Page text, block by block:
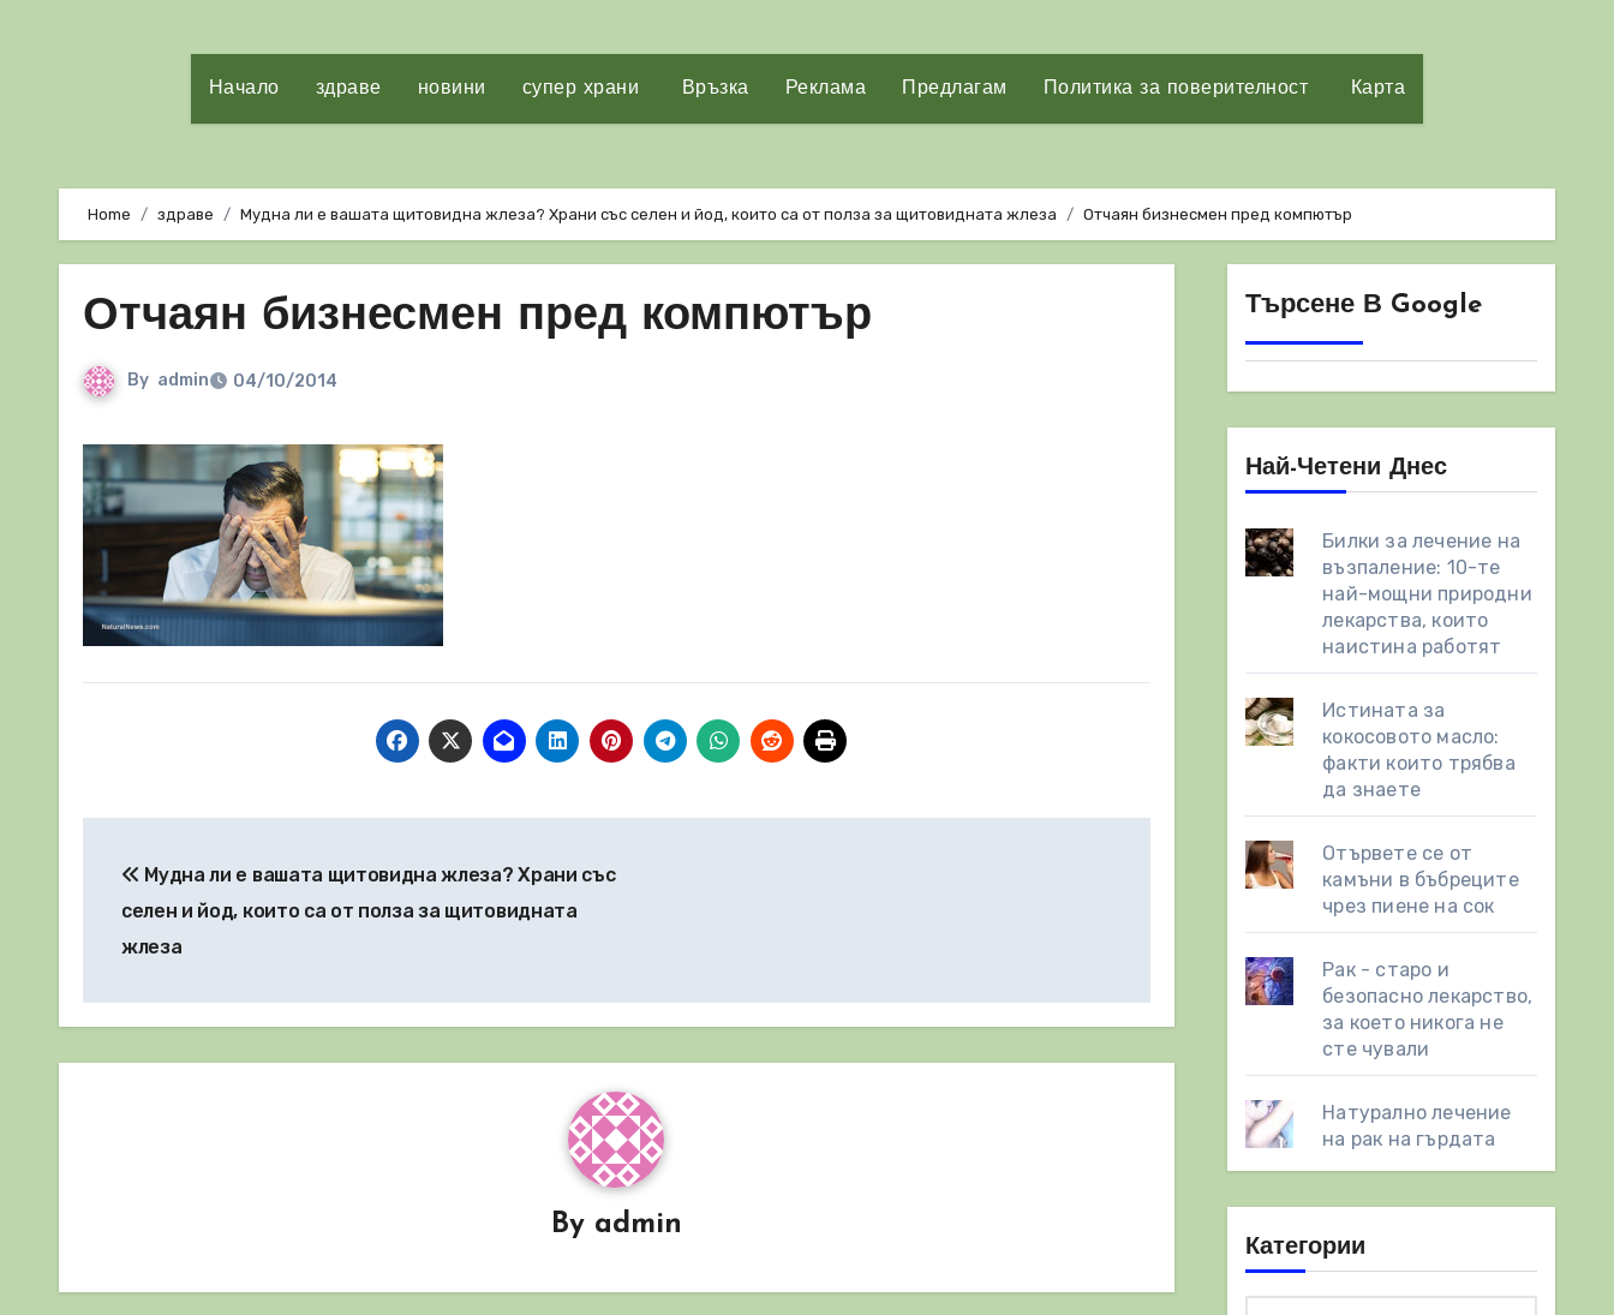
Начало здраве новини супер храни Връзка Реклама Предлагам Политика за поверителност Карта
Home здраве Мудна ли е вашата щитовидна жлеза? Храни със селен и йод, които са от полза за щитовидната жлеза Отчаян бизнесмен пред компютър
Отчаян бизнесмен пред компютър
By admin 04/10/2014
Мудна ли е вашата щитовидна жлеза? Храни със
селен и йод, които са от полза за щитовидната
жлеза
By admin
Търсене В Google
Най-Четени Днес
Билки за лечение на
възпаление: 10-те
най-мощни природни
лекарства, които
наистина работят
Истината за
кокосовото масло:
факти които трябва
да знаете
Отървете се от
камъни в бъбреците
чрез пиене на сок
Рак - старо и
безопасно лекарство,
за което никога не
сте чували
Натурално лечение
на рак на гърдата
Категории